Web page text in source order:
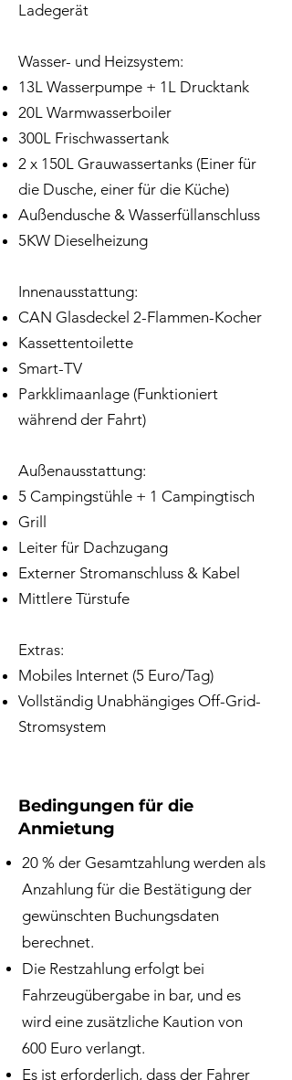
Ladegerät
Wasser- und Heizsystem:
13L Wasserpumpe + 1L Drucktank
20L Warmwasserboiler
300L Frischwassertank
2 x 150L Grauwassertanks (Einer für
die Dusche, einer für die Küche)
Außendusche & Wasserfüllanschluss
5KW Dieselheizung
Innenausstattung:
CAN Glasdeckel 2-Flammen-Kocher
Kassettentoilette
Smart-TV
Parkklimaanlage (Funktioniert
während der Fahrt)
Außenausstattung:
5 Campingstühle + 1 Campingtisch
Grill
Leiter für Dachzugang
Externer Stromanschluss & Kabel
Mittlere Türstufe
Extras:
Mobiles Internet (5 Euro/Tag)
Vollständig Unabhängiges Off-Grid-
Stromsystem
Bedingungen für die
Anmietung
20 % der Gesamtzahlung werden als
Anzahlung für die Bestätigung der
gewünschten Buchungsdaten
berechnet.
Die Restzahlung erfolgt bei
Fahrzeugübergabe in bar, und es
wird eine zusätzliche Kaution von
600 Euro verlangt.
Es ist erforderlich, dass der Fahrer